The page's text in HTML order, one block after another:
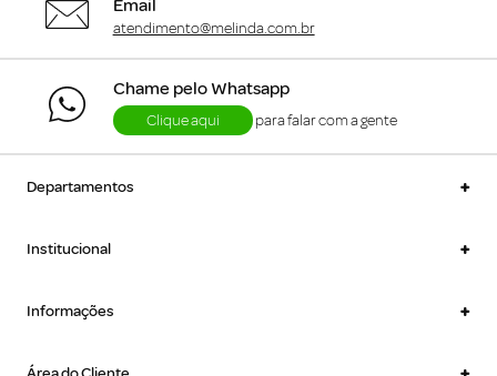
Email
atendimento@melinda.com.br
Chame pelo Whatsapp
Clique aqui para falar com a gente
Departamentos +
Institucional +
Informações +